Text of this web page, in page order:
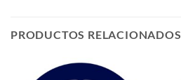
PRODUCTOS RELACIONADOS